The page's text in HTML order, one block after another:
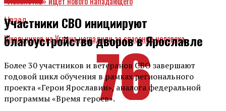
Назад
Школьников из Углича наградили за спасение человека
Участники СВО инициируют
благоустройство дворов в Ярославле
Более 30 участников и ветеранов СВО завершают
годовой цикл обучения в рамках регионального
проекта «Герои Ярославии», аналога федеральной
программы «Время героев».